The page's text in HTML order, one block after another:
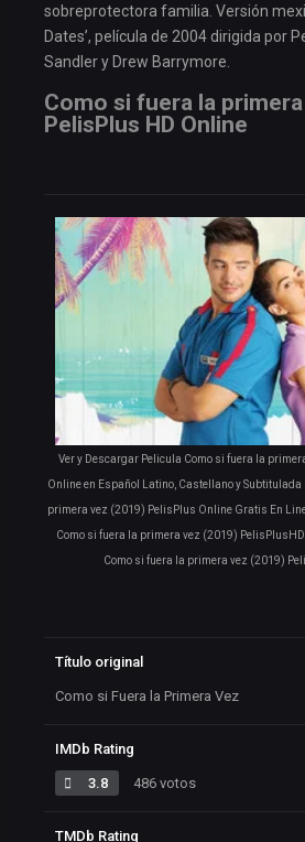
sobreprotectora familia. Versión
Dates’, película de 2004 dirigida por
Sandler y Drew Barrymore.
Como si fuera la
PelisPlus HD Online
Ver y Descargar Pelicula Como si fuera la
Online en Español Latino, Castellano y Subtitulada
primera vez (2019) PelisPlus Online Gratis En
Como si fuera la primera vez (2019)
Como si fuera la primera vez (2019)
Título original
Como si Fuera la Primera Vez
IMDb Rating
3.8 486 votos
TMDb Rating